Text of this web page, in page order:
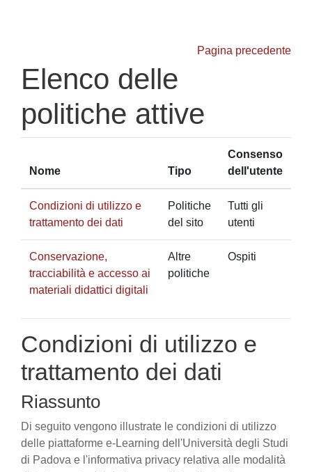
Pagina precedente
Elenco delle
politiche attive
Nome Tipo
Consenso
dell'utente
Condizioni di utilizzo e
trattamento dei dati
Politiche
del sito
Tutti gli
utenti
Conservazione,
tracciabilità e accesso ai
materiali didattici digitali
Altre
politiche
Ospiti
Condizioni di utilizzo e
trattamento dei dati
Riassunto
Di seguito vengono illustrate le condizioni di utilizzo
delle piattaforme e-Learning dell'Università degli Studi
di Padova e l'informativa privacy relativa alle modalità